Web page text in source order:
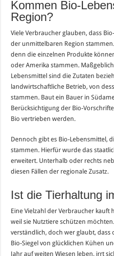
Kommen Bio-
Region?
Viele Verbraucher glauben, dass
der unmittelbaren Region
denn die einzelnen Produkte
oder Amerika stammen.
Lebensmittel sind die Zutaten
landwirtschaftliche Betrieb, von
stammen. Baut ein Bauer in
Berücksichtigung der Bio-
Bio vertrieben werden.
Dennoch gibt es Bio-Lebensmittel,
stammen. Hierfür wurde das
erweitert. Unterhalb oder rechts
diesen Fällen der regionale Zusatz.
Ist die Tierhaltung
Eine Vielzahl der Verbraucher kauft
weil sie Nutztiere schützen
verständlich, doch wer glaubt,
Bio-Siegel von glücklichen Kühen
Jahr auf weiten Wiesen leben, irrt